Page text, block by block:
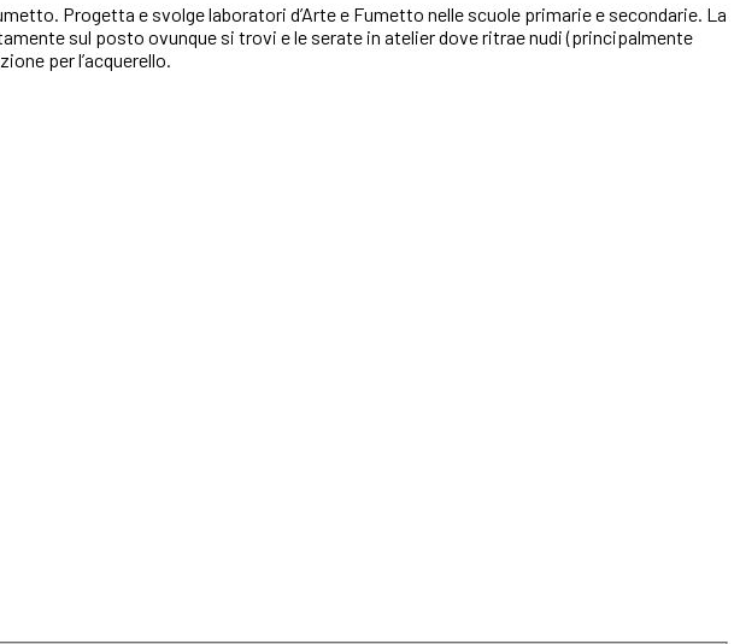
Progetta e svolge laboratori d’Arte e Fumetto nelle scuole primarie e secondarie. La
sul posto ovunque si trovi e le serate in atelier dove ritrae nudi (principalmente
per l’acquerello.